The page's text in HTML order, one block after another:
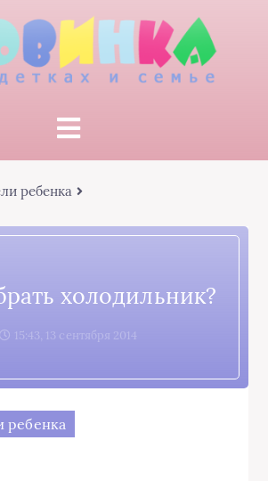
ребенка
холодильник?
15:43, 13 сентября 2014
ребенка